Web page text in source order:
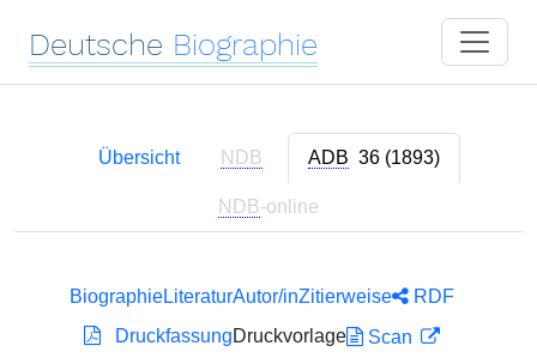
Deutsche Biographie
Übersicht NDB ADB 36 (1893)
NDB-online
BiographieLiteraturAutor/inZitierweise
RDF
DruckfassungDruckvorlage
Scan